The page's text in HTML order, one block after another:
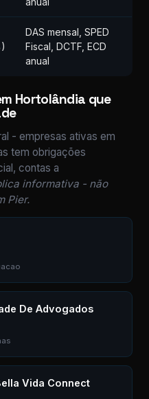
DAS mensal, SPED
Fiscal, DCTF, ECD
anual
Hortolândia que
- empresas ativas em
tem obrigações
contas a
informativa - não
Pier.
De Advogados
Vida Connect